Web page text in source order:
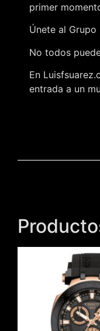
primer
Únete al Grupo
No todos
En
entrada a un